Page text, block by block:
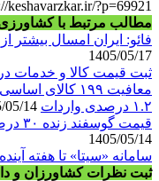
keshavarzkar.ir/?p=69921
مطالب مرتبط با
فائو: ایران امسال بیشتر از متوسط ۵ ساله
1405/05/17
ثبت قیمت کالا و خدمات در سامانه
معافیت ۱۹۹
۱.۲ درصدی واردات
قیمت گوسفند زنده ۳۰ درصد کاهش یافت؛ گوشت ارزان نشد
1405/05/14
سامانه «سیتا» تا هفته
ثبت نظرات کشاورزان و